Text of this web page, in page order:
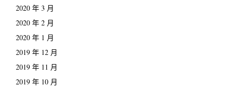
2020 年 3 月
2020 年 2 月
2020 年 1 月
2019 年 12 月
2019 年 11 月
2019 年 10 月